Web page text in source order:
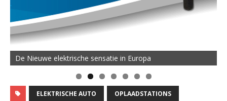
De Nieuwe elektrische sensatie in Europa
ELEKTRISCHE AUTO OPLAADSTATIONS